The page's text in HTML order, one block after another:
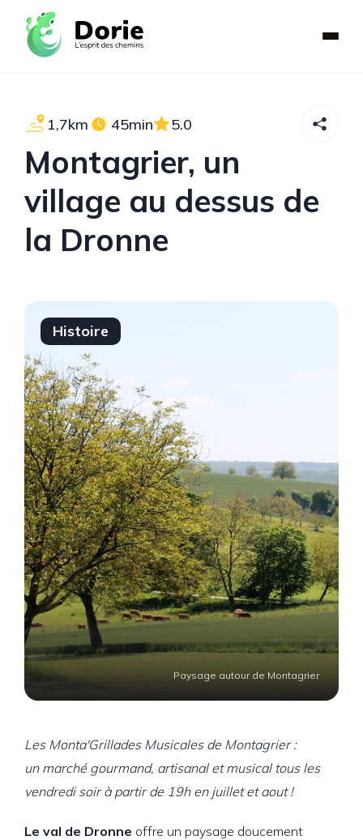
1,7km 45min 5.0
Montagrier, un
village au dessus de
la Dronne
Histoire
Paysage autour de Montagrier
Les Monta'Grillades Musicales de Montagrier :
un marché gourmand, artisanal et musical tous les
vendredi soir à partir de 19h en juillet et aout !
Le val de Dronne offre un paysage doucement